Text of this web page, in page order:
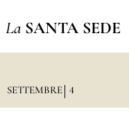
La SANTA SEDE
SETTEMBRE 4